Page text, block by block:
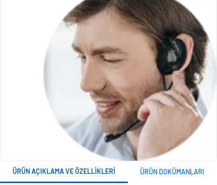
ÜRÜN AÇIKLAMA VE ÖZELLIKLERI ÜRÜN DOKÜMANLARI